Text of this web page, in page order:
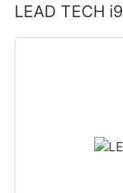
LEAD TECH